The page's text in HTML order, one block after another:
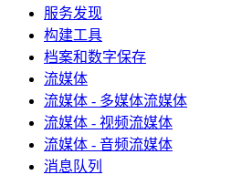
服务发现
构建工具
档案和数字保存
流媒体
流媒体 - 多媒体流媒体
流媒体 - 视频流媒体
流媒体 - 音频流媒体
消息队列